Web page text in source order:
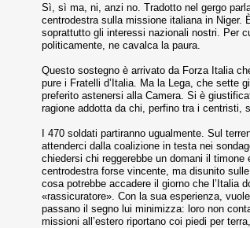
Sì, sì ma, ni, anzi no. Tradotto nel gergo
centrodestra sulla missione italiana in Niger.
soprattutto gli interessi nazionali nostri. Per
politicamente, ne cavalca la paura.
Questo sostegno è arrivato da Forza Italia
pure i Fratelli d’Italia. Ma la Lega, che sette
preferito astenersi alla Camera. Si è
ragione addotta da chi, perfino tra i centristi,
I 470 soldati partiranno ugualmente. Sul
attenderci dalla coalizione in testa nei
chiedersi chi reggerebbe un domani il
centrodestra forse vincente, ma disunito
cosa potrebbe accadere il giorno che l’Italia
«rassicuratore». Con la sua esperienza,
passano il segno lui minimizza: loro non
missioni all’estero riportano coi piedi per